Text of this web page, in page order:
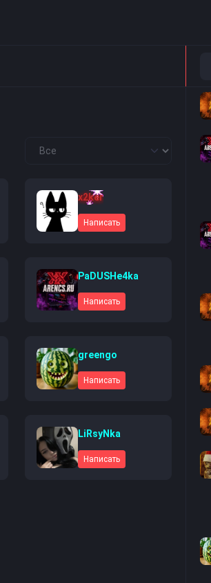
x2ker
Написать
PaDUSHe4ka
Написать
greengo
Написать
LiRsyNkа
Написать